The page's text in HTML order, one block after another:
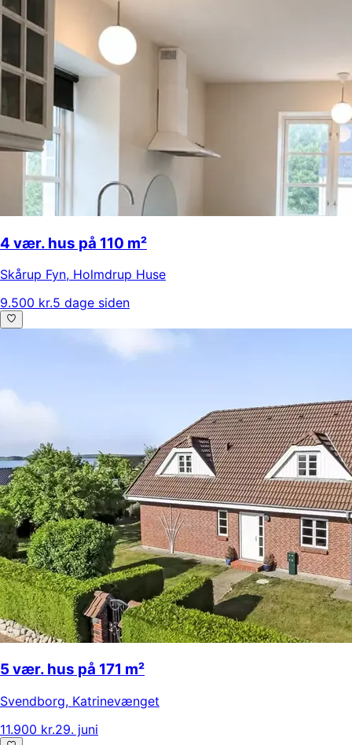
4 vær. hus på 110 m²
Skårup Fyn, Holmdrup Huse
9.500 kr.5 dage siden
5 vær. hus på 171 m²
Svendborg, Katrinevænget
11.900 kr.29. juni